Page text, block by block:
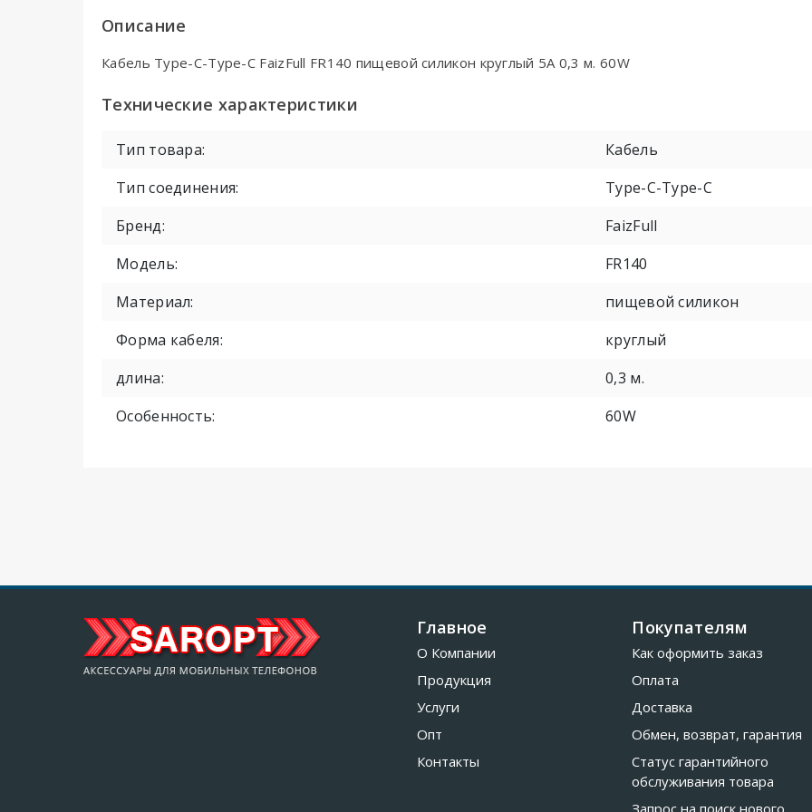
Описание
Кабель Type-C-Type-C FaizFull FR140 пищевой силикон круглый 5A 0,3 м. 60W
Технические характеристики
Тип товара:
Кабель
Тип соединения:
Type-C-Type-C
Бренд:
FaizFull
Модель:
FR140
Материал:
пищевой силикон
Форма кабеля:
круглый
длина:
0,3 м.
Особенность:
60W
Главное
О Компании
Продукция
Услуги
Опт
Контакты
Покупателям
Как оформить заказ
Оплата
Доставка
Обмен, возврат, гарантия
Статус гарантийного
обслуживания товара
Запрос на поиск нового